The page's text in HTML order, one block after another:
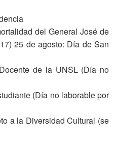
del General José de
25 de agosto: Día de San
de la UNSL (Día no
(Día no laborable por
a la Diversidad Cultural (se